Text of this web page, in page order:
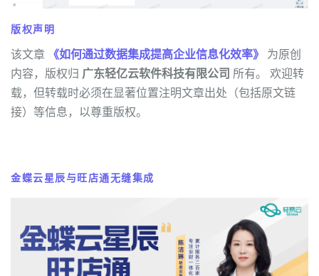
版权声明
该文章 《如何通过数据集成提高企业信息化效率》 为原创
内容，版权归 广东轻亿云软件科技有限公司 所有。 欢迎转
载，但转载时必须在显著位置注明文章出处（包括原文链
接）等信息，以尊重版权。
金蝶云星辰与旺店通无缝集成